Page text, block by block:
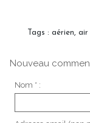
Tags : aérien, air
Nouveau
Nom * :